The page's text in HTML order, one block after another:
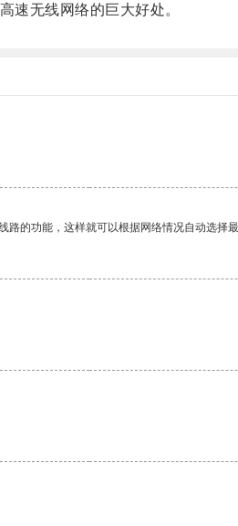
无线网络的巨大好处。
的功能，这样就可以根据网络情况自动选择